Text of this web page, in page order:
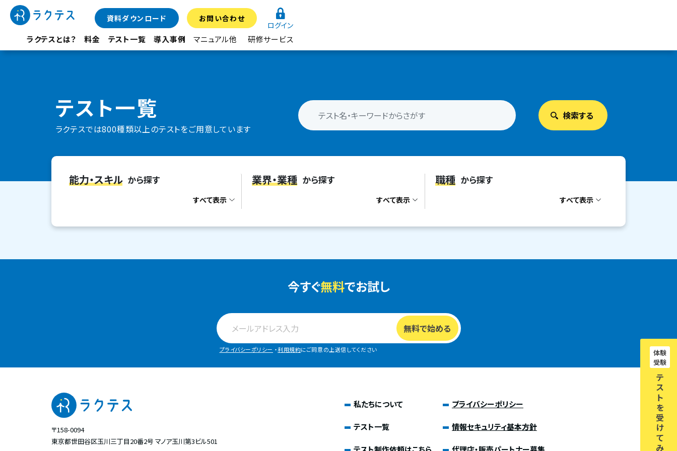
ラクテスとは？ 料金 テスト一覧 導入事例 マニュアル他 研修サービス
資料ダウンロード お問い合わせ
ログイン
テスト一覧
ラクテスでは800種類以上のテストをご用意しています
体験
受験
テ
ス
ト
を
受
け
て
み
能力・スキル から探す
すべて表示
業界・業種 から探す
すべて表示
職種 から探す
すべて表示
今すぐ無料でお試し
プライバシーポリシー ・利用規約にご同意の上送信してください
〒158-0094
東京都世田谷区玉川三丁目20番2号 マノア玉川第3ビル501
私たちについて
テスト一覧
プライバシーポリシー
情報セキュリティ基本方針